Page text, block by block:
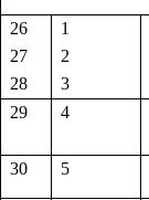
26
27
28
1
2
3
29 4
30 5